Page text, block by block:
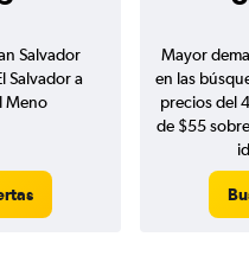
Salvador
Salvador a
Meno
Mayor
en las
precios del
de $55